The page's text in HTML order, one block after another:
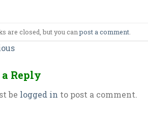
are closed, but you canpost a comment
Reply
be logged in to post a comment.